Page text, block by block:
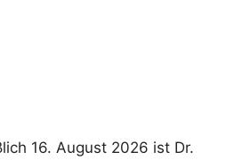
16. August 2026 ist Dr.